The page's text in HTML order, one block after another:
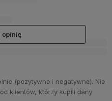
opinię
(pozytywne i negatywne). Nie
klientów, którzy kupili dany